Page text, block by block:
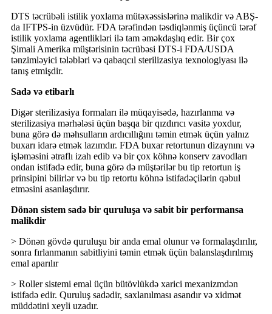
DTS təcrübəli istilik yoxlama mütəxəssislərinə malikdir və ABŞ-
da IFTPS-in üzvüdür. FDA tərəfindən təsdiqlənmiş üçüncü tərəf
istilik yoxlama agentlikləri ilə tam əməkdaşlıq edir. Bir çox
Şimali Amerika müştərisinin təcrübəsi DTS-i FDA/USDA
tənzimləyici tələbləri və qabaqcıl sterilizasiya texnologiyası ilə
tanış etmişdir.
Sadə və etibarlı
Digər sterilizasiya formaları ilə müqayisədə, hazırlanma və
sterilizasiya mərhələsi üçün başqa bir qızdırıcı vasitə yoxdur,
buna görə də məhsulların ardıcıllığını təmin etmək üçün yalnız
buxarı idarə etmək lazımdır. FDA buxar retortunun dizaynını və
işləməsini ətraflı izah edib və bir çox köhnə konserv zavodları
ondan istifadə edir, buna görə də müştərilər bu tip retortun iş
prinsipini bilirlər və bu tip retortu köhnə istifadəçilərin qəbul
etməsini asanlaşdırır.
Dönən sistem sadə bir quruluşa və sabit bir performansa
malikdir
> Dönən gövdə quruluşu bir anda emal olunur və formalaşdırılır,
sonra fırlanmanın sabitliyini təmin etmək üçün balanslaşdırılmış
emal aparılır
> Roller sistemi emal üçün bütövlükdə xarici mexanizmdən
istifadə edir. Quruluş sadədir, saxlanılması asandır və xidmət
müddətini xeyli uzadır.